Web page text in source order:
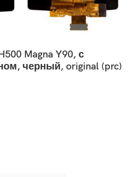
Magna Y90, с
черный, original (prc)